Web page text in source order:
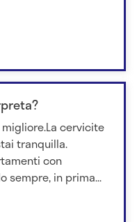
cervicite
tranquilla.
con
sempre, in prima...